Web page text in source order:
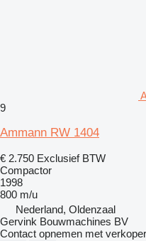
9
Ammann RW 1404
€ 2.750 Exclusief BTW
Compactor
1998
800 m/u
Nederland, Oldenzaal
Gervink Bouwmachines BV
Contact opnemen met verkoper